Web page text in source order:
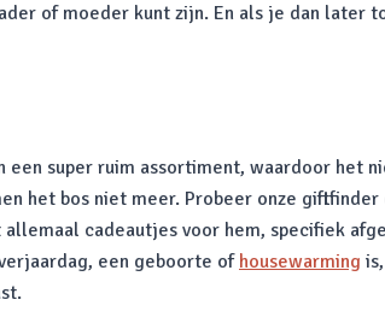
of moeder kunt zijn. En als je dan later
een super ruim assortiment, waardoor het
het bos niet meer. Probeer onze
cadeautjes voor hem, specifiek
een geboorte of housewarming